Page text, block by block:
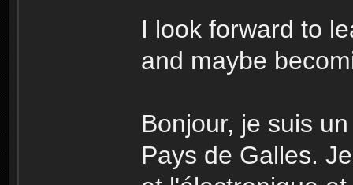
I look forward to
and maybe
Bonjour, je suis
Pays de Galles.